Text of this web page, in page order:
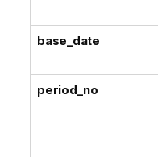
base_date
period_no